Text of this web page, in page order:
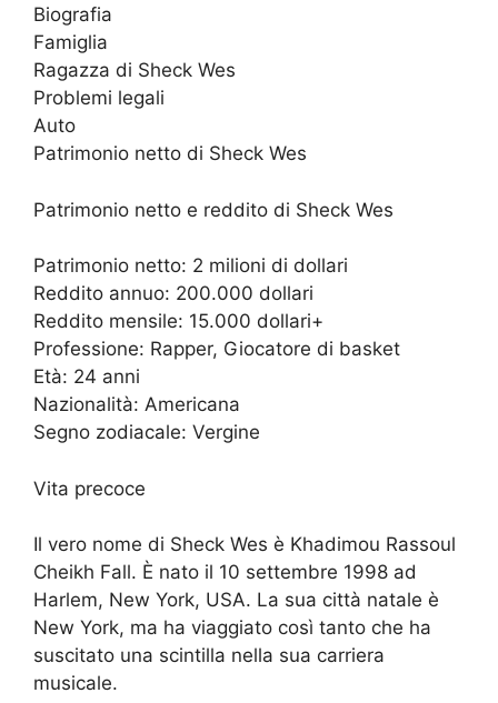
Biografia
Famiglia
Ragazza di Sheck Wes
Problemi legali
Auto
Patrimonio netto di Sheck Wes
Patrimonio netto e reddito di Sheck Wes
Patrimonio netto: 2 milioni di dollari
Reddito annuo: 200.000 dollari
Reddito mensile: 15.000 dollari+
Professione: Rapper, Giocatore di basket
Età: 24 anni
Nazionalità: Americana
Segno zodiacale: Vergine
Vita precoce
Il vero nome di Sheck Wes è Khadimou Rassoul
Cheikh Fall. È nato il 10 settembre 1998 ad
Harlem, New York, USA. La sua città natale è
New York, ma ha viaggiato così tanto che ha
suscitato una scintilla nella sua carriera
musicale.